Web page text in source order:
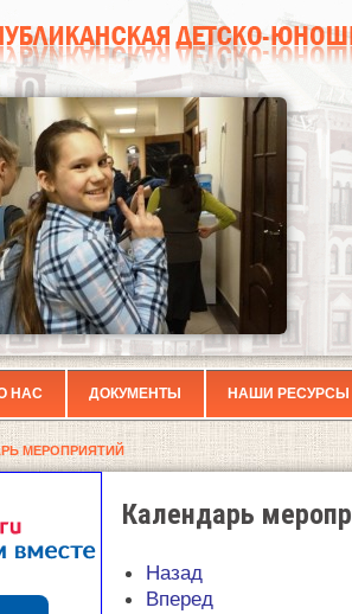
НАС ДОКУМЕНТЫ НАШИ РЕСУРСЫ
МЕРОПРИЯТИЙ
Календарь
Назад
Вперед